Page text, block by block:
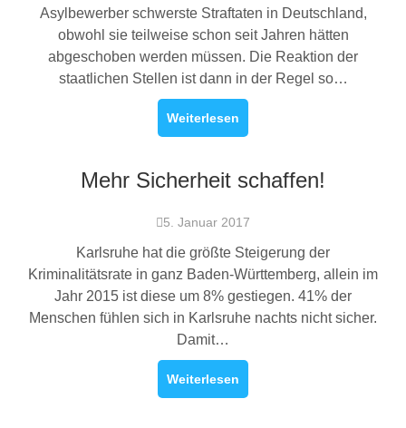
Asylbewerber schwerste Straftaten in Deutschland,
obwohl sie teilweise schon seit Jahren hätten
abgeschoben werden müssen. Die Reaktion der
staatlichen Stellen ist dann in der Regel so…
Weiterlesen
Mehr Sicherheit schaffen!
5. Januar 2017
Karlsruhe hat die größte Steigerung der
Kriminalitätsrate in ganz Baden-Württemberg, allein im
Jahr 2015 ist diese um 8% gestiegen. 41% der
Menschen fühlen sich in Karlsruhe nachts nicht sicher.
Damit…
Weiterlesen